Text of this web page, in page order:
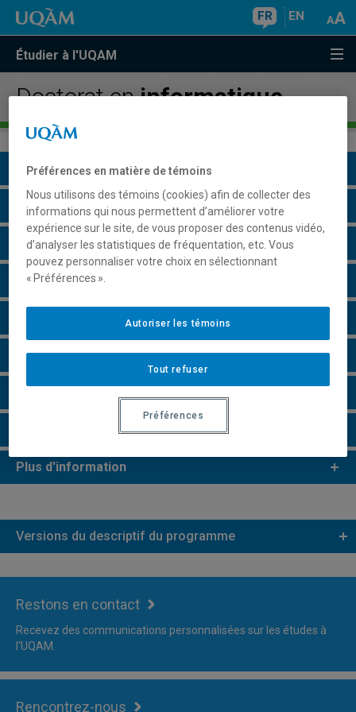
FR EN
Étudier à l'UQAM
Doctorat eninformatique
Présentation du programme
Conditions d'admission
Cours à suivre et horaires
Grille de cheminement
Perspectives professionnelles
Faire une demande d'admission
Plus d'information
Versions du descriptif du programme
Restons en contact
Recevez des communications personnalisées sur les études à
l'UQAM.
Rencontrez-nous
Préférences en matière de témoins
Nous utilisons des témoins (cookies) afin de collecter des
informations qui nous permettent d’améliorer votre
expérience sur le site, de vous proposer des contenus vidéo,
d’analyser les statistiques de fréquentation, etc. Vous
pouvez personnaliser votre choix en sélectionnant
« Préférences ».
Tout refuser
Autoriser les témoins
Préférences